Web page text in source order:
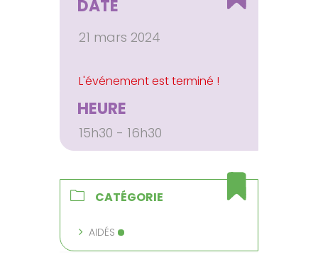
DATE
21 mars 2024
HEURE
15h30 - 16h30
CATÉGORIE
AIDÉS